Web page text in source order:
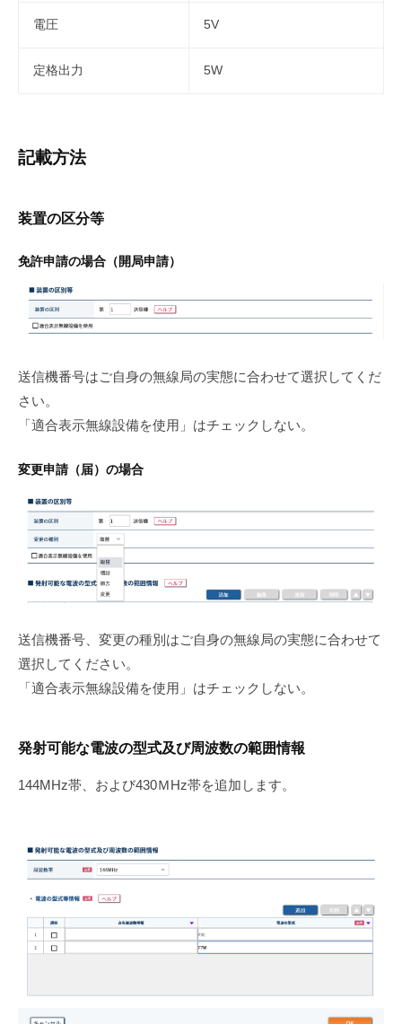
電圧 5V
定格出力 5W
記載方法
装置の区分等
免許申請の場合（開局申請）
送信機番号はご自身の無線局の実態に合わせて選択してくだ
さい。
「適合表示無線設備を使用」はチェックしない。
変更申請（届）の場合
送信機番号、変更の種別はご自身の無線局の実態に合わせて
選択してください。
「適合表示無線設備を使用」はチェックしない。
発射可能な電波の型式及び周波数の範囲情報
144MHz帯、および430ＭHz帯を追加します。